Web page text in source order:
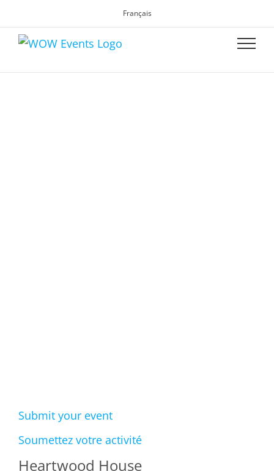
Français
Submit your event
Soumettez votre activité
Heartwood House